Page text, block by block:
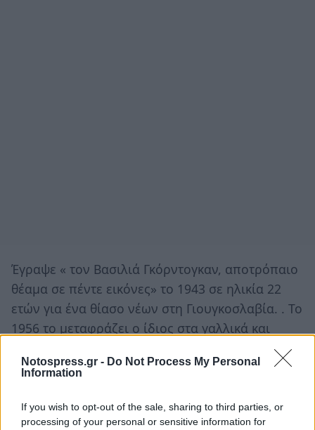
Notospress.gr - Do Not Process My Personal
Information
If you wish to opt-out of the sale, sharing to third parties, or
processing of your personal or sensitive information for
Έγραψε « τον Βασιλιά Γκόρντογκαν, αποτρόπαιο
θέαμα σε πέντε εικόνες» το 1943 σε ηλικία 22
ετών για ένα θίασο νέων στη Γιουγκοσλαβία. . Το
1956 το μεταφράζει ο ίδιος στα γαλλικά και
διαβάζεται από τον ηθοποιό Μισέλ Μπουκέ στο
νέους ηθοποιούς στη γαλλική επαρχία στο